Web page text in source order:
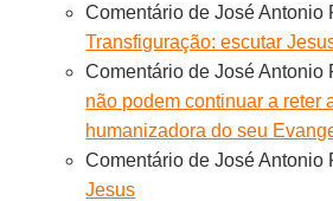
Comentário de José Antonio
Transfiguração: escutar
Comentário de José Antonio
não podem continuar a reter
humanizadora do seu
Comentário de José Antonio
Jesus